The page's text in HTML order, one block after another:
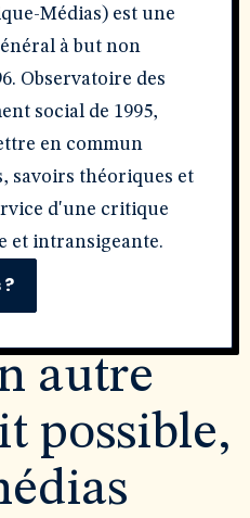
Médias) est une
à but non
Observatoire des
social de 1995,
en commun
savoirs théoriques et
d'une critique
et intransigeante.
autre
possible,